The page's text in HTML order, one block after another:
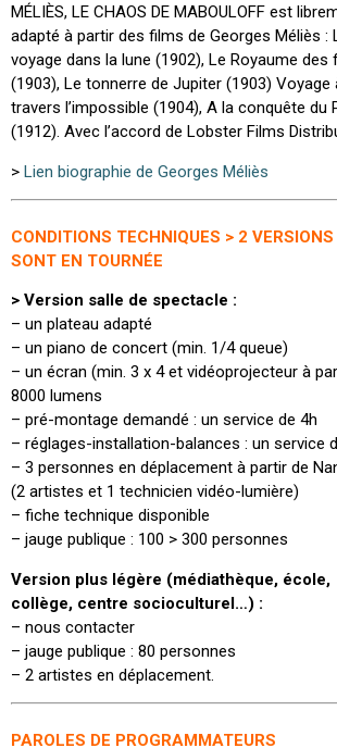
MÉLIÈS, LE CHAOS DE MABOULOFF est
adapté à partir des films de Georges Méliès :
voyage dans la lune (1902), Le Royaume des
(1903), Le tonnerre de Jupiter (1903) Voyage
travers l’impossible (1904), A la conquête du
(1912). Avec l’accord de Lobster Films
> Lien biographie de Georges Méliès
CONDITIONS TECHNIQUES > 2 VERSIONS
SONT EN TOURNÉE
> Version salle de spectacle :
– un plateau adapté
– un piano de concert (min. 1/4 queue)
– un écran (min. 3 x 4 et vidéoprojecteur à
8000 lumens
– pré-montage demandé : un service de 4h
– réglages-installation-balances : un service
– 3 personnes en déplacement à partir de
(2 artistes et 1 technicien vidéo-lumière)
– fiche technique disponible
– jauge publique : 100 > 300 personnes
Version plus légère (médiathèque, école,
collège, centre socioculturel…) :
– nous contacter
– jauge publique : 80 personnes
– 2 artistes en déplacement.
PAROLES DE PROGRAMMATEURS